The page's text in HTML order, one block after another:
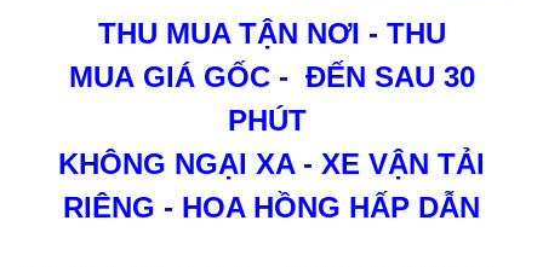
THU MUA TẬN NƠI - THU
MUA GIÁ GỐC - ĐẾN SAU 30
PHÚT
KHÔNG NGẠI XA - XE VẬN TẢI
RIÊNG - HOA HỒNG HẤP DẪN